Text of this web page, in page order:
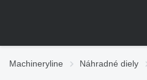
Machineryline Náhradné diely